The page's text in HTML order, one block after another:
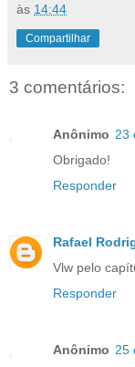
às 14:44
Compartilhar
3 comentários:
Anônimo 23
Obrigado!
Responder
Rafael
Vlw pelo
Responder
Anônimo 25